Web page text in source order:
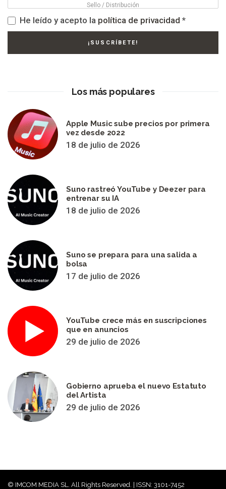
He leído y acepto la política de privacidad *
Los más populares
Apple Music sube precios por primera
vez desde 2022
18 de julio de 2026
Suno rastreó YouTube y Deezer para
entrenar su IA
18 de julio de 2026
Suno se prepara para una salida a
bolsa
17 de julio de 2026
YouTube crece más en suscripciones
que en anuncios
29 de julio de 2026
Gobierno aprueba el nuevo Estatuto
del Artista
29 de julio de 2026
© IMCOM MEDIA SL. All Rights Reserved. | ISSN: 3101-7452